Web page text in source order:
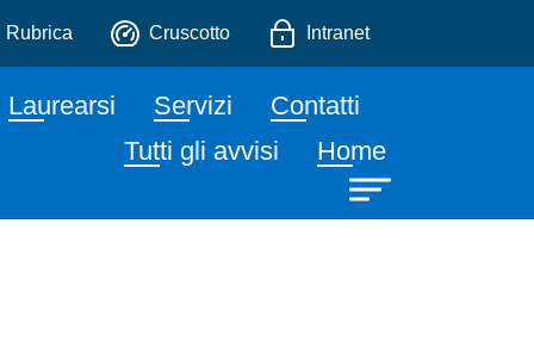
Rubrica Cruscotto Intranet
Laurearsi Servizi
Contatti
Tutti gli avvisi
Home